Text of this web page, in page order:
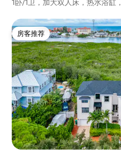
1卧/1卫，加大双人床，热水浴缸
房客推荐
房客推荐